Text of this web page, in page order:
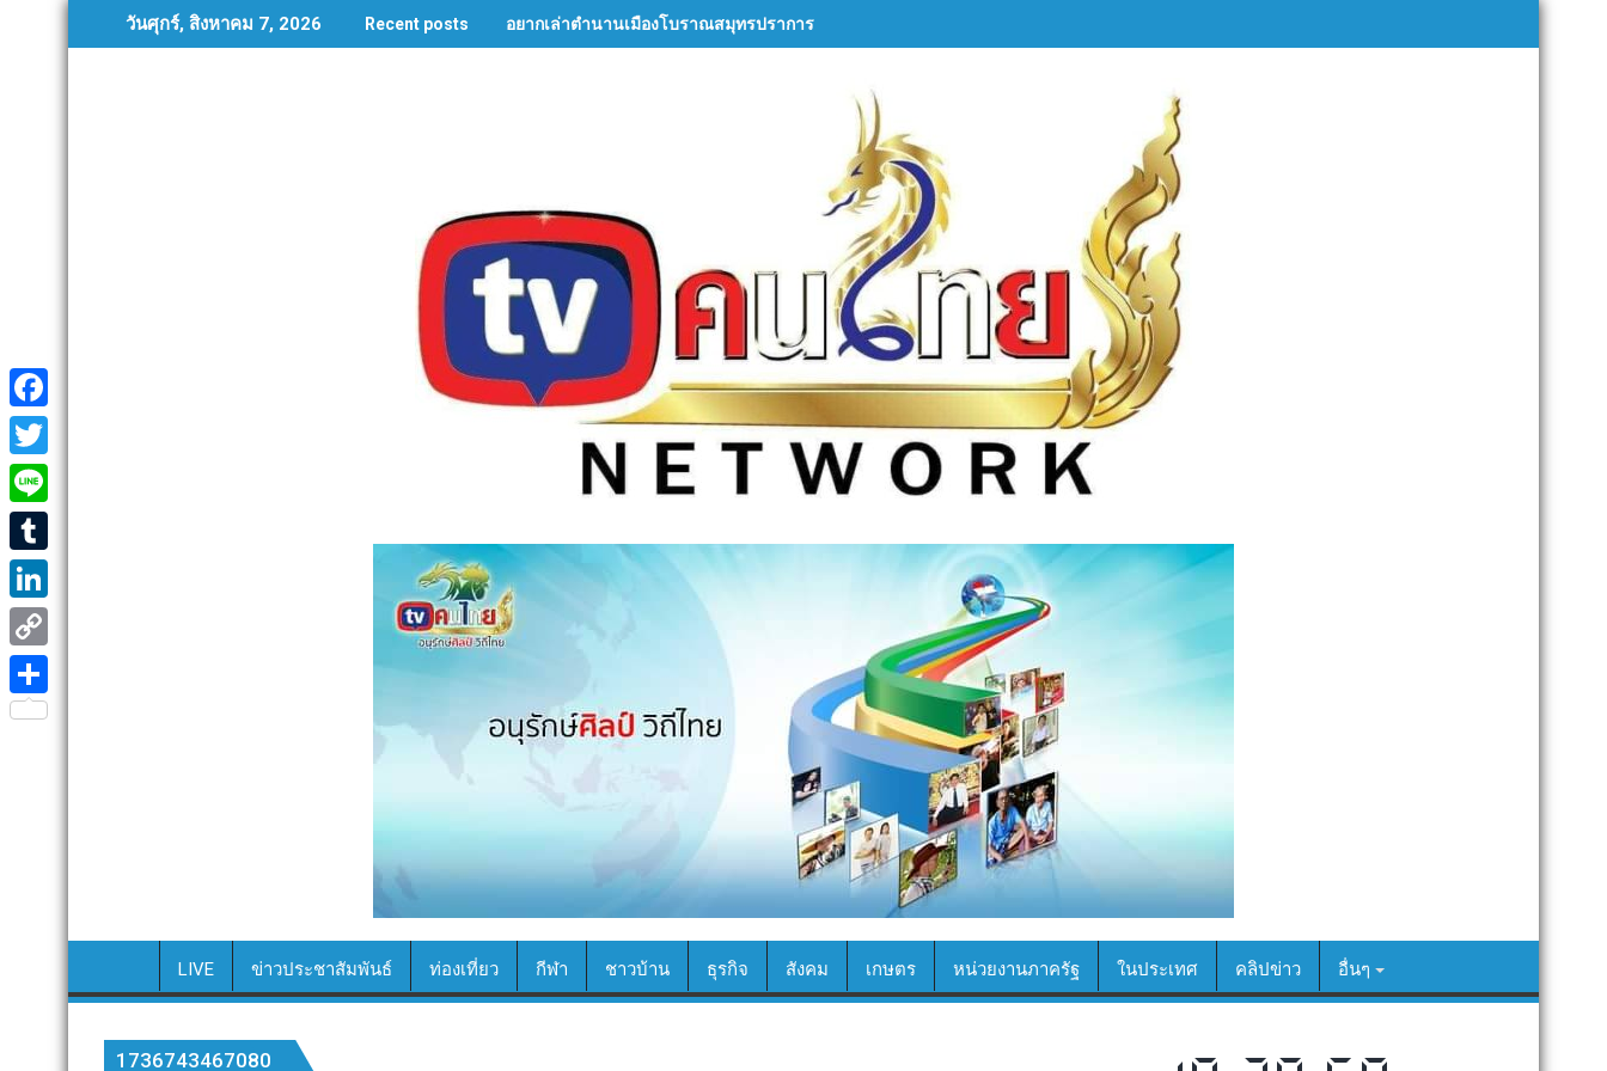
to
วันศุกร์, สิงหาคม 7, 2026 Recent posts อยากเล่าตำนานเมืองโบราณสมุทรปราการ
LIVE ข่าวประชาสัมพันธ์ ท่องเที่ยว กีฬา ชาวบ้าน ธุรกิจ สังคม เกษตร หน่วยงานภาครัฐ ในประเทศ คลิปข่าว อื่นๆ
1736743467080
F
a
c
e
b
o
o
k
T
w
i
t
t
e
r
L
i
n
e
T
u
m
b
l
L
i
n
C
o
S